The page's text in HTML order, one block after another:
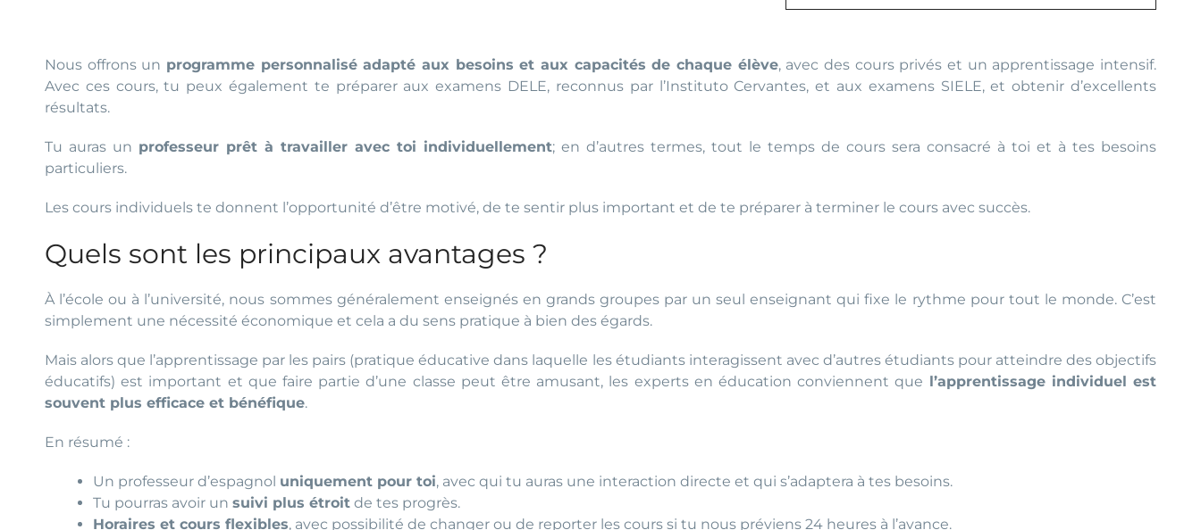
Nous offrons un programme personnalisé adapté aux besoins et aux capacités de chaque élève, avec des cours privés et un apprentissage intensif.
Avec ces cours, tu peux également te préparer aux examens DELE, reconnus par l’Instituto Cervantes, et aux examens SIELE, et obtenir d’excellents
résultats.
Tu auras un professeur prêt à travailler avec toi individuellement; en d’autres termes, tout le temps de cours sera consacré à toi et à tes besoins
particuliers.
Les cours individuels te donnent l’opportunité d’être motivé, de te sentir plus important et de te préparer à terminer le cours avec succès.
Quels sont les principaux avantages ?
À l’école ou à l’université, nous sommes généralement enseignés en grands groupes par un seul enseignant qui fixe le rythme pour tout le monde. C’est
simplement une nécessité économique et cela a du sens pratique à bien des égards.
Mais alors que l’apprentissage par les pairs (pratique éducative dans laquelle les étudiants interagissent avec d’autres étudiants pour atteindre des objectifs
éducatifs) est important et que faire partie d’une classe peut être amusant, les experts en éducation conviennent que l’apprentissage individuel est
souvent plus efficace et bénéfique.
En résumé :
Un professeur d’espagnol uniquement pour toi, avec qui tu auras une interaction directe et qui s’adaptera à tes besoins.
Tu pourras avoir un suivi plus étroit de tes progrès.
Horaires et cours flexibles, avec possibilité de changer ou de reporter les cours si tu nous préviens 24 heures à l’avance.